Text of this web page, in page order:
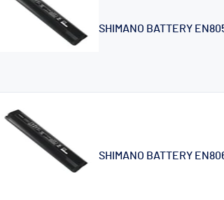
SHIMANO BATTERY
SHIMANO BATTERY